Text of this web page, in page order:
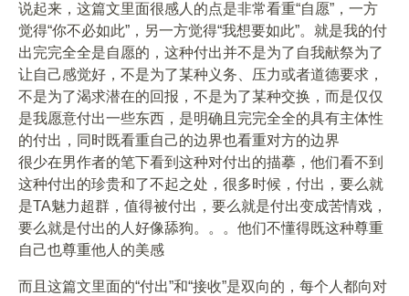
说起来，这篇文里面很感人的点是非常看重“自愿”，一方
觉得“你不必如此”，另一方觉得“我想要如此”。就是我的付
出完完全全是自愿的，这种付出并不是为了自我献祭为了
让自己感觉好，不是为了某种义务、压力或者道德要求，
不是为了渴求潜在的回报，不是为了某种交换，而是仅仅
是我愿意付出一些东西，是明确且完完全全的具有主体性
的付出，同时既看重自己的边界也看重对方的边界
很少在男作者的笔下看到这种对付出的描摹，他们看不到
这种付出的珍贵和了不起之处，很多时候，付出，要么就
是TA魅力超群，值得被付出，要么就是付出变成苦情戏，
要么就是付出的人好像舔狗。。。他们不懂得既这种尊重
自己也尊重他人的美感
而且这篇文里面的“付出”和“接收”是双向的，每个人都向对